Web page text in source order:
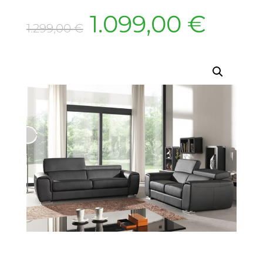
1.299,00€ Le
prix
1.299,00 €.
1.099,00 €
est :